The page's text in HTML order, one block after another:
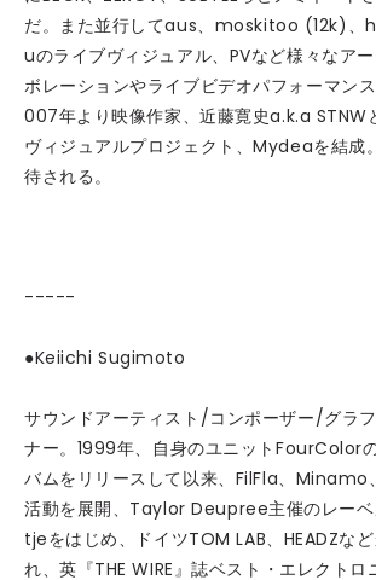
だ。また並行してaus、moskitoo (12k)
uのライブヴィジュアル、PVなど様々なア
ボレーションやライブビデオパフォーマン
007年より映像作家、近藤寛史a.k.a STNW
ヴィジュアルプロジェクト、Mydeaを結成
待される。
-----
●Keiichi Sugimoto
サウンドアーティスト/コンポーザー/グラ
ナー。1999年、自身のユニットFourColor
バムをリリースして以来、FilFla、
活動を展開、Taylor Deupree主催のレー
tjeをはじめ、ドイツTOM LAB、HEADZな
れ、英『THE WIRE』誌ベスト・エレクトロ